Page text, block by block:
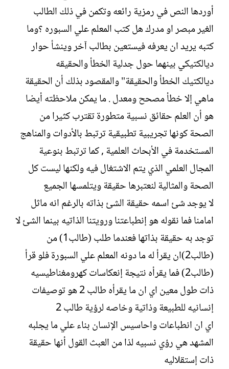
ش
ا
ء
أوردها النص في رمزية رائعه وتكمن في ذلك الطالب
الغير مبصر او مدرك هل كتب المعلم علي السبوره ؟وما
كتبه يريد ان يعرفه فيستعين بطالب آخر وينشأ حوار
ديالكتيكي بينهما حول جدلية الخطأ والحقيقه
ديالكتيك الخطأ والحقيقة" والمقصود بذلك أن الحقيقة
ماهي إلا خطأ مصحح ومعدل . ما يمكن ملاحظته أيضا
هو أن العلم حقائق نسبية متطورة تقترب كثيرا من
الصحة كونها تجريبية تطبيقية ترتبط بالأدوات والمناهج
المستخدمة في الأبحاث العلمية , كما ترتبط بنوعية
المجال العلمي الذي يتم الاشتغال فيه ولكنها ليست كل
الصحة والمثالية لنعتبرها حقيقة ويتلمسها الجميع
لا يوجد شئ اسمه حقيقة الشئ بذاته بالرغم انه ماثل
امامنا فما نقوله هو إنطباعتنا ورويتنا الذاتيه بينما الشئ لا
توجد به حقيقة بذاتها فعندما طلب (طالب1) من
(طالب2)ان يقرأ له ما دونه المعلم علي السبورة فلو قرأ
(طالب2) فما يقرأه نتيجة إنعكاسات كهرومغناطيسيه
ذات طول معين اي ان ما يقرأه طالب 2 هو توصيفات
إنسانيه للطبيعة وذاتية وخاصه لرؤية طالب 2
اي ان انطباعات واحاسيس الإنسان بناء علي ما يجلبه
المشهد هي رؤي نسبيه لذا من العبث القول أنها حقيقة
ذات إستقلاليه